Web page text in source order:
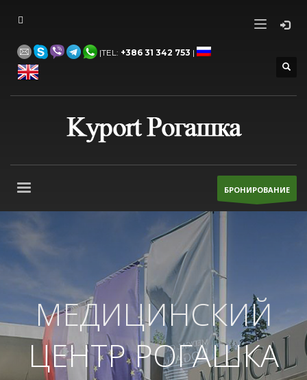
|TEL: +386 31 342 753 |
БРОНИРОВАНИЕ
МЕДИЦИНСКИЙ
ЦЕНТР РОГАШКА